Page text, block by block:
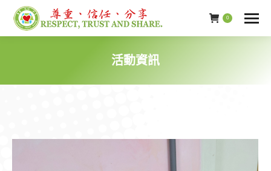
0
活動資訊